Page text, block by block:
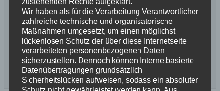
Wir haben als für die Verarbeitung Verantwortlicher
zahlreiche technische und organisatorische
Maßnahmen umgesetzt, um einen möglichst
lückenlosen Schutz der über diese Internetseite
verarbeiteten personenbezogenen Daten
sicherzustellen. Dennoch können Internetbasierte
Datenübertragungen grundsätzlich
Sicherheitslücken aufweisen, sodass ein absoluter